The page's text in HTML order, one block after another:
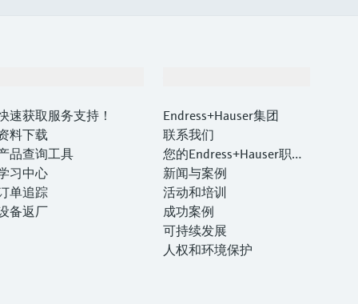
速获取服务支持！
料下载
品查询工具
习中心
单追踪
备返厂
Endress+Hauser集团
联系我们
您的Endress+Hauser职业
生涯
新闻与案例
活动和培训
成功案例
可持续发展
人权和环境保护